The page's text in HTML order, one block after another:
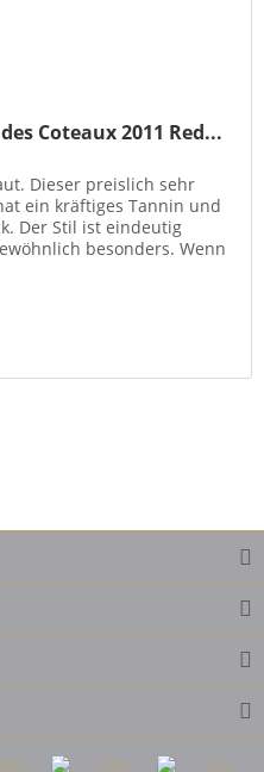
Coteaux 2011 Red...
Dieser preislich sehr
ein kräftiges Tannin und
Der Stil ist eindeutig
besonders. Wenn